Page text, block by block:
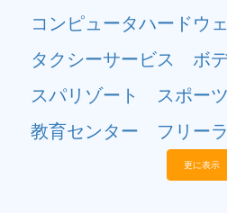
コンピュータハードウ
タクシーサービス
ボ
スパリゾート
スポー
教育センター
フリー
更に表示